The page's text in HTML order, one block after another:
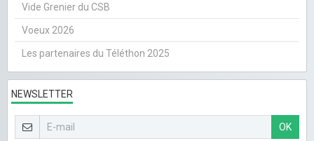
Vide Grenier du CSB
Voeux 2026
Les partenaires du Téléthon 2025
NEWSLETTER
OK